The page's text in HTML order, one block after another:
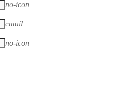
no-icon
email
no-icon